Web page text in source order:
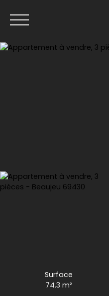
Surface
74.3m²